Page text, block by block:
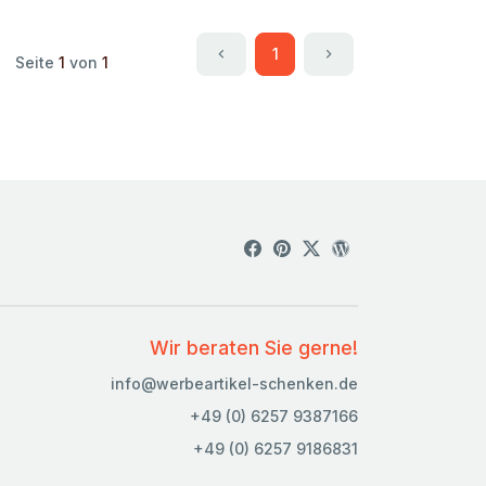
Seite1 von1 1
Wir beraten Sie gerne!
info@werbeartikel-schenken.de
+49 (0) 6257 9387166
+49 (0) 6257 9186831